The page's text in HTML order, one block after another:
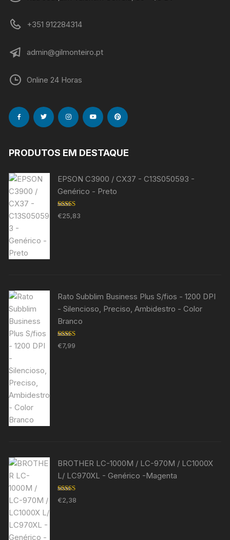
+351 912284314
admin@gilmonteiro.pt
Online 24 Horas
PRODUTOS EM DESTAQUE
EPSON C3900 / CX37 - C13S050593 -
Genérico - Preto
Avaliação
5.00de 5
€25,83
Rato Subblim Business Plus S/fios - 1200 DPI
- Silencioso, Preciso, Ambidestro - Color
Branco
Avaliação
5.00de 5
€7,99
BROTHER LC-1000M / LC-970M / LC1000X
L/ LC970XL - Genérico -Magenta
Avaliação
5.00de 5
€2,38